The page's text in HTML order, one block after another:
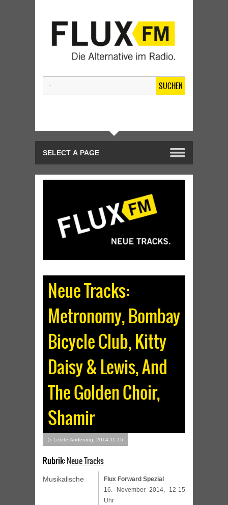
SUCHEN
Neue Tracks:
Metronomy, Bombay
Bicycle Club, Kitty
Daisy & Lewis, And
The Golden Choir,
Shamir
▷ Letzte Änderung: 2014-11-15
Rubrik:Neue Tracks
Flux Forward Spezial
16. November 2014, 12-15
Uhr
Musikalische